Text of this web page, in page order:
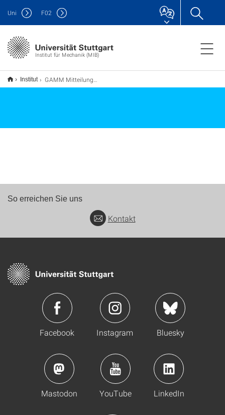
Institut für Mechanik (MIB)
Uni F02
Institut GAMM Mitteilungen article "Spectral Normalization and Voigt–Reuss net: A universal approach to microstructure-property forecasting with physical guarantees" accepted for publication
So erreichen Sie uns
Kontakt
Facebook Instagram Bluesky
Mastodon YouTube LinkedIn